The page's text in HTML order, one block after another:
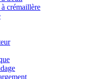
crémaillère